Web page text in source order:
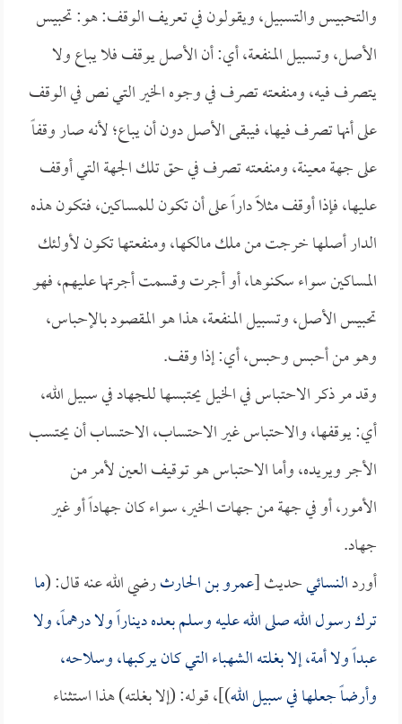
والتحبيس والتسبيل، ويقولون في تعريف الوقف: هو: تحبيس
الأصل، وتسبيل المنفعة، أي: أن الأصل يوقف فلا يباع ولا
يتصرف فيه، ومنفعته تصرف في وجوه الخير التي نص في الوقف
على أنها تصرف فيها، فيبقى الأصل دون أن يباع؛ لأنه صار وقفاً
على جهة معينة، ومنفعته تصرف في حق تلك الجهة التي أوقف
عليها، فإذا أوقف مثلاً داراً على أن تكون للمساكين، فتكون هذه
الدار أصلها خرجت من ملك مالكها، ومنفعتها تكون لأولئك
المساكين سواء سكنوها، أو أجرت وقسمت أجرتها عليهم، فهو
تحبيس الأصل، وتسبيل المنفعة، هذا هو المقصود بالإحباس،
وهو من أحبس وحبس، أي: إذا وقف.
وقد مر ذكر الاحتباس في الخيل يحتبسها للجهاد في سبيل الله،
أي: يوقفها، والاحتباس غير الاحتساب، الاحتساب أن يحتسب
الأجر ويريده، وأما الاحتباس هو توقيف العين لأمر من
الأمور، أو في جهة من جهات الخير، سواء كان جهاداً أو غير
جهاد.
أوردالنسائيحديث [عمرو بن الحارثرضي الله عنه قال: (ما
ترك رسول الله صلى الله عليه وسلم بعده ديناراً ولا درهماً، ولا
عبداً ولا أمة، إلا بغلته الشهباء التي كان يركبها، وسلاحه،
وأرضاً جعلها في سبيل الله)]، قوله: (إلا بغلته) هذا استثناء